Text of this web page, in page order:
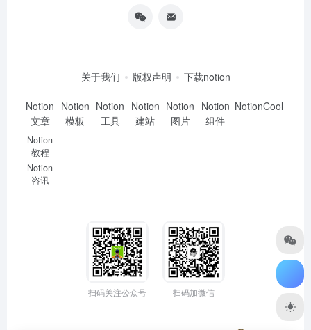
关于我们 版权声明 下载notion
Notion
文章
Notion
教程
Notion
咨讯
Notion
模板
Notion
工具
Notion
建站
Notion
图片
Notion
组件
NotionCool
扫码关注公众号 扫码加微信